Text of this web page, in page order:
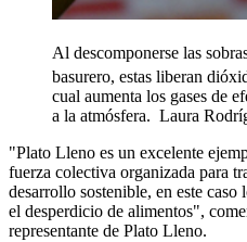
Al descomponerse las
basurero, estas liberan
cual aumenta los gases de
a la atmósfera. Laura
"Plato Lleno es un excelente
fuerza colectiva organizada para
desarrollo sostenible, en este caso
el desperdicio de alimentos",
representante de Plato Lleno.